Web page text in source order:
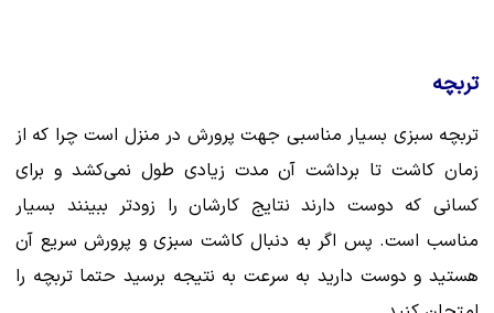
تربچه
تربچه سبزی بسیار مناسبی جهت پرورش در منزل است چرا که از
زمان کاشت تا برداشت آن مدت زیادی طول نمی‌کشد و برای
کسانی که دوست دارند نتایج کارشان را زودتر ببینند بسیار
مناسب است. پس اگر به دنبال کاشت سبزی و پرورش سریع آن
هستید و دوست دارید به سرعت به نتیجه برسید حتما تربچه را